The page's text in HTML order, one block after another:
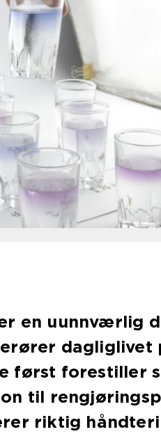
en uunnværlig
dagliglivet
først forestiller
til
riktig